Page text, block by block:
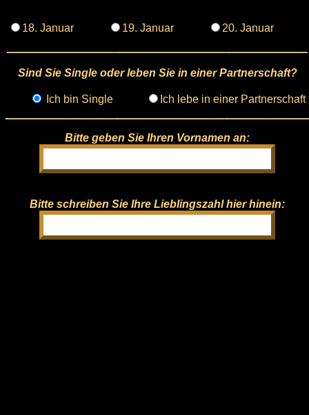
18. Januar 19. Januar 20. Januar
Sind Sie Single oder leben Sie in einer Partnerschaft?
Ich bin Single Ich lebe in einer Partnerschaft
Bitte geben Sie Ihren Vornamen an:
Bitte schreiben Sie Ihre Lieblingszahl hier hinein: